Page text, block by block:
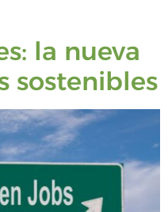
la nueva
sostenibles